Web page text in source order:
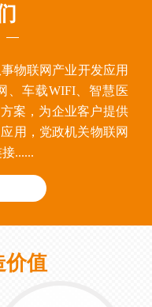
联网产业开发应用
、车载WIFI、智慧医
案，为企业客户提供
用，党政机关物联网
......
价值